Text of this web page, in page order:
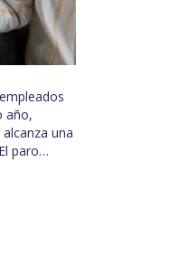
año,
una
paro…